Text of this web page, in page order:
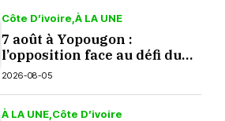
Côte D’ivoire À LA UNE
7 août à Yopougon :
l’opposition face au défi du
dialogue
2026-08-05
À LA UNE Côte D’ivoire